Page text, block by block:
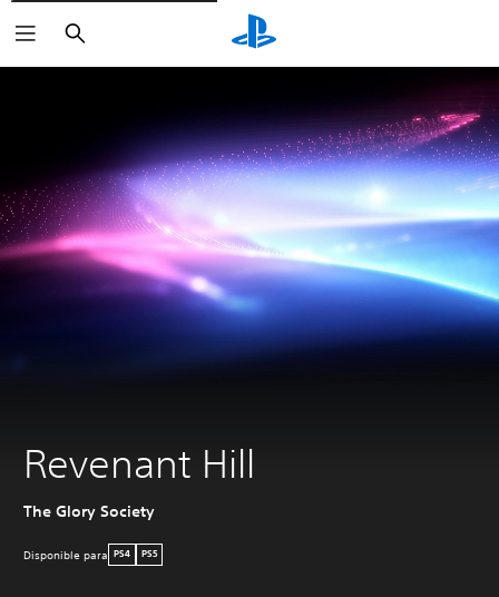
Buscar
Revenant Hill
The Glory Society
Disponible para PS4 PS5